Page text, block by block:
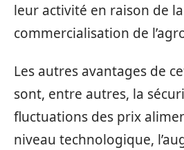
leur activité en raison de la
commercialisation de
Les autres avantages de
sont, entre autres, la
fluctuations des prix
niveau technologique,